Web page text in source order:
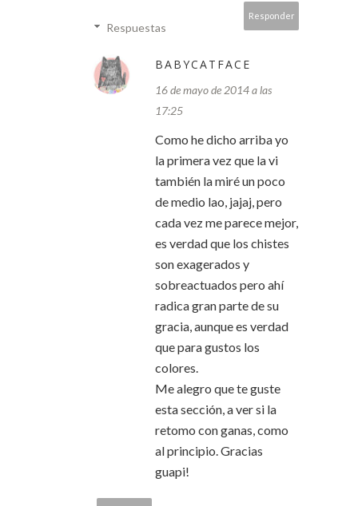
Responder
Respuestas
BABYCATFACE
16 de mayo de 2014 a las
17:25
Como he dicho arriba yo
la primera vez que la vi
también la miré un poco
de medio lao, jajaj, pero
cada vez me parece mejor,
es verdad que los chistes
son exagerados y
sobreactuados pero ahí
radica gran parte de su
gracia, aunque es verdad
que para gustos los
colores.
Me alegro que te guste
esta sección, a ver si la
retomo con ganas, como
al principio. Gracias
guapi!